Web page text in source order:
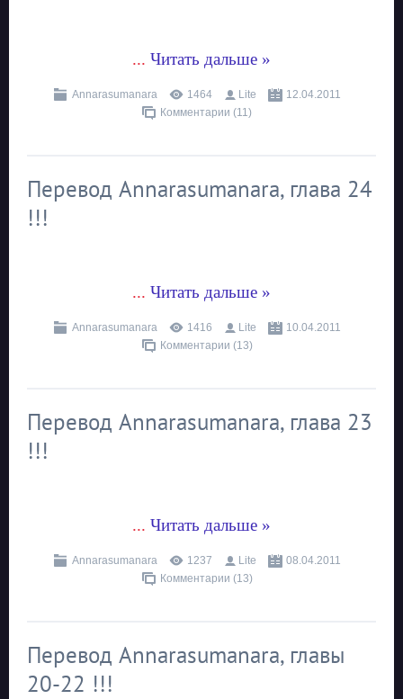
... Читать дальше »
Annarasumanara 1464 Lite
12.04.2011
Комментарии (11)
Перевод Annarasumanara, глава 24
!!!
... Читать дальше »
Annarasumanara 1416 Lite
10.04.2011
Комментарии (13)
Перевод Annarasumanara, глава 23
!!!
... Читать дальше »
Annarasumanara 1237 Lite
08.04.2011
Комментарии (13)
Перевод Annarasumanara, главы
20-22 !!!